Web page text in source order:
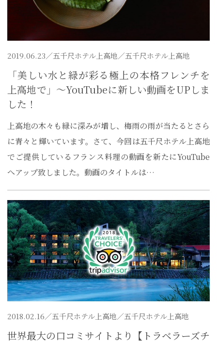
2019.06.23／五千尺ホテル上高地／五千尺ホテル上高地
「美しい水と緑が彩る極上の本格フレンチを
上高地で」～YouTubeに新しい動画をUPしま
した！
上高地の木々も緑に深みが増し、梅雨の雨が当たるとさら
に青々と輝いています。さて、今回は五千尺ホテル上高地
でご提供しているフランス料理の動画を新たにYouTube
へアップ致しました。動画のタイトルは…
2018.02.16／五千尺ホテル上高地／五千尺ホテル上高地
世界最大の口コミサイトより【トラベラーズチ